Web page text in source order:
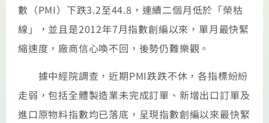
數（PMI）下跌3.2至44.8，連續二個月低於「榮枯
線」，並且是2012年7月指數創編以來，單月最快緊
縮速度，廠商信心喚不回，後勢仍難樂觀。
據中經院調查，近期PMI跌跌不休，各指標紛紛
走弱，包括全體製造業未完成訂單、新增出口訂單及
進口原物料指數均已落底，呈現指數創編以來最快緊